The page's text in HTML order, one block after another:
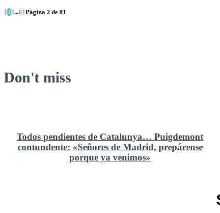
123...81Página 2 de 81
Don't miss
Todos pendientes de Catalunya… Puigdemont
contundente: «Señores de Madrid, prepárense
porque ya venimos»